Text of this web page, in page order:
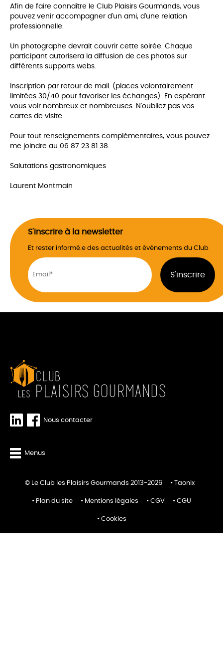
Afin de faire connaître le Club Plaisirs Gourmands, vous
pouvez venir accompagner d'un ami, d'une relation
professionnelle.
Un photographe devrait couvrir cette soirée. Chaque
participant autorisera la diffusion de ces photos sur
différents supports webs.
Inscription par retour de mail. (places volontairement
limitées 30/40 pour favoriser les échanges) En espérant
vous voir nombreux et nombreuses. N'oubliez pas vos
cartes de visite.
Pour tout renseignements complémentaires, vous pouvez
me joindre au 06 87 23 81 38.
Salutations gastronomiques
Laurent Montmain
S'inscrire à la newsletter
Et rester informé.e des actualités et évènements du Club
Nous contacter
Menus
© Le Club les Plaisirs Gourmands 2013-2026 Taonix
Plan du site Mentions légales CGV CGU
Cookies